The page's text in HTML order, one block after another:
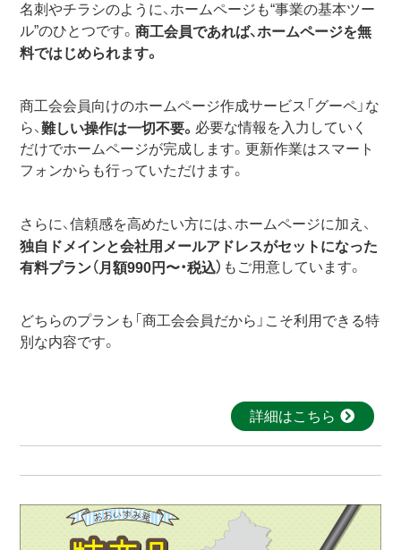
名刺やチラシのように、ホームページも“事業の基本ツー
ル”のひとつです。商工会員であれば、ホームページを無
料ではじめられます。
商工会会員向けのホームページ作成サービス「グーペ」な
ら、難しい操作は一切不要。 必要な情報を入力していく
だけでホームページが完成します。更新作業はスマート
フォンからも行っていただけます。
さらに、信頼感を高めたい方には、ホームページに加え、
独自ドメインと会社用メールアドレスがセットになった
有料プラン（月額990円〜・税込） もご用意しています。
どちらのプランも「商工会会員だから」こそ利用できる特
別な内容です。
詳細はこちら